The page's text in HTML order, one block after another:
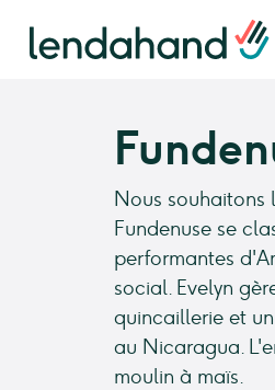
Nous souhaitons
Fundenuse se
performantes
social. Evelyn
quincaillerie et
au Nicaragua.
moulin à maïs.